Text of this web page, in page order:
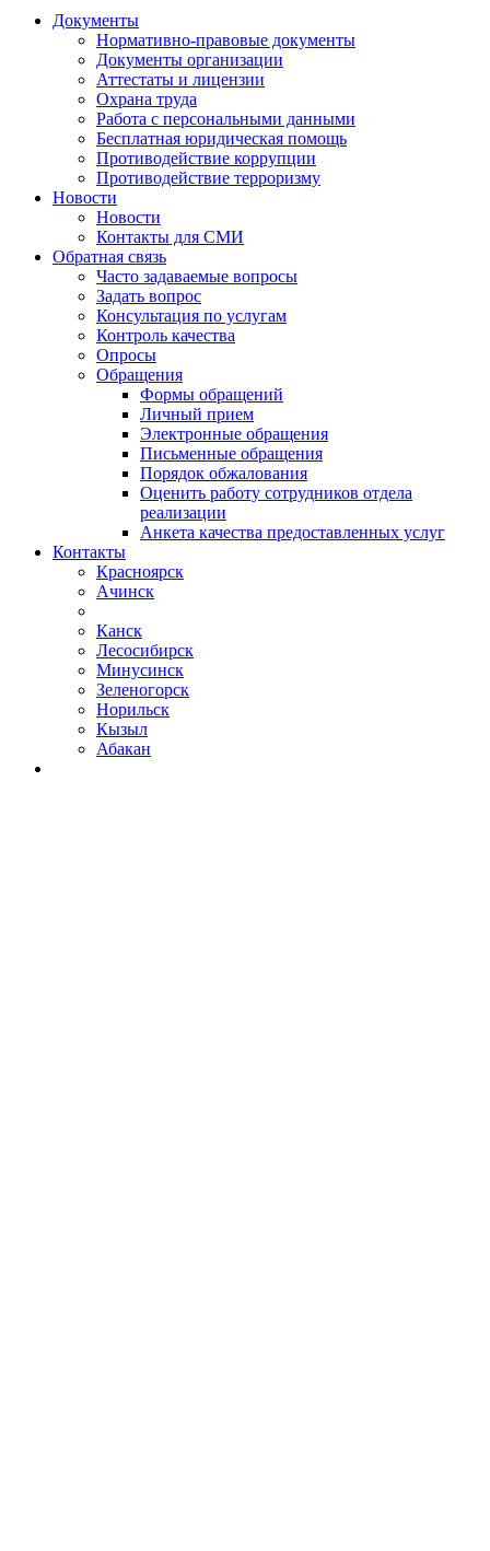
Документы
Нормативно-правовые документы
Документы организации
Аттестаты и лицензии
Охрана труда
Работа с персональными данными
Бесплатная юридическая помощь
Противодействие коррупции
Противодействие терроризму
Новости
Новости
Контакты для СМИ
Обратная связь
Часто задаваемые вопросы
Задать вопрос
Консультация по услугам
Контроль качества
Опросы
Обращения
Формы обращений
Личный прием
Электронные обращения
Письменные обращения
Порядок обжалования
Оценить работу сотрудников отдела
реализации
Анкета качества предоставленных услуг
Контакты
Красноярск
Ачинск
Канск
Лесосибирск
Минусинск
Зеленогорск
Норильск
Кызыл
Абакан